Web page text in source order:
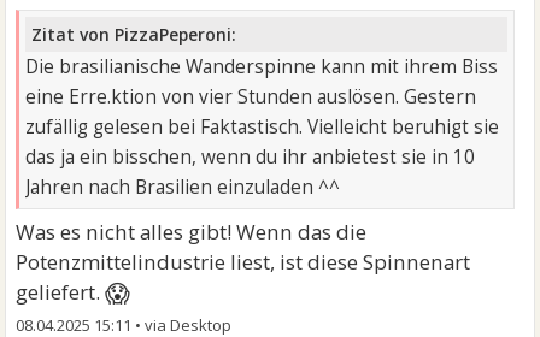
Zitat von PizzaPeperoni:
Die brasilianische Wanderspinne kann mit ihrem Biss
eine Erre.ktion von vier Stunden auslösen. Gestern
zufällig gelesen bei Faktastisch. Vielleicht beruhigt sie
das ja ein bisschen, wenn du ihr anbietest sie in 10
Jahren nach Brasilien einzuladen ^^
Was es nicht alles gibt! Wenn das die
Potenzmittelindustrie liest, ist diese Spinnenart
geliefert.😱
08.04.2025 15:11 •